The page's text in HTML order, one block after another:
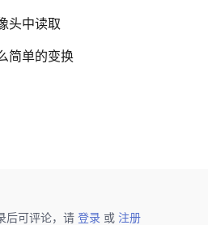
头中读取
简单的变换
后可评论，请 登录 或 注册